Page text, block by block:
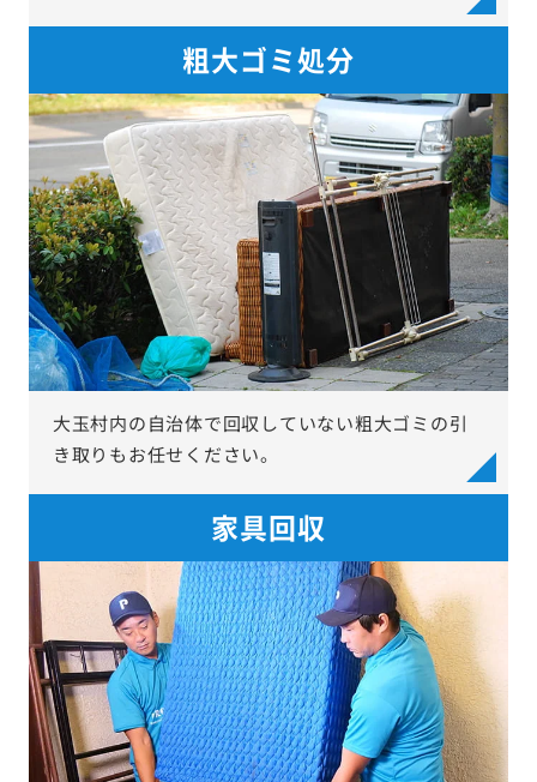
粗大ゴミ処分
大玉村内の自治体で回収していない粗大ゴミの引
き取りもお任せください。
家具回収